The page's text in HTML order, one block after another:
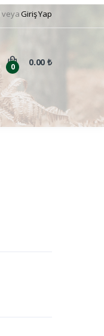
veyaGiriş Yap
0 0.00 ₺